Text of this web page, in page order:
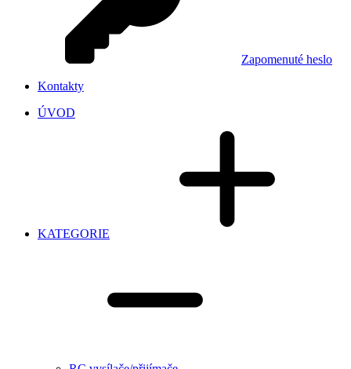
Zapomenuté heslo
Kontakty
ÚVOD
KATEGORIE